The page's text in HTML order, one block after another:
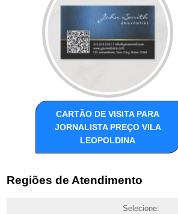
CARTÃO DE VISITA PARA
JORNALISTA PREÇO VILA
LEOPOLDINA
Regiões de Atendimento
Selecione: